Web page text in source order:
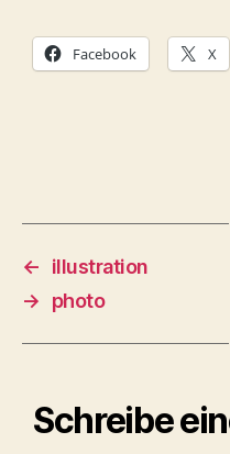
Facebook X
←
illustration
→
photo
Schreibe